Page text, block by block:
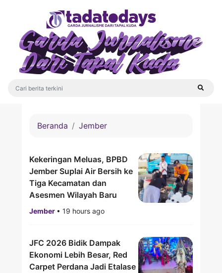
Beranda Jember
Kekeringan Meluas, BPBD
Jember Suplai Air Bersih ke
Tiga Kecamatan dan
Asesmen Wilayah Baru
Jember • 19 hours ago
JFC 2026 Bidik Dampak
Ekonomi Lebih Besar, Red
Carpet Perdana Jadi Etalase